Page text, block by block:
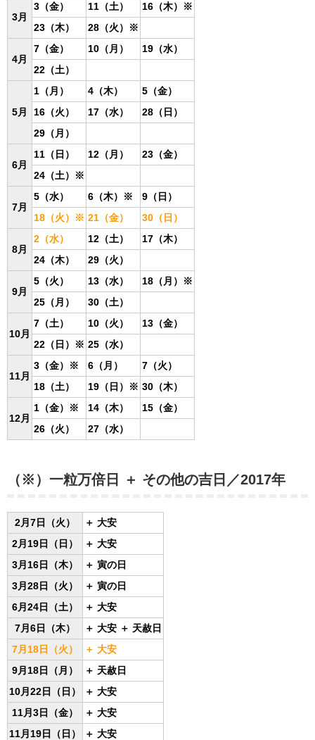
3月
3（金） 11（土）
16（木）※
23（木）
28（火）※
4月
7（金） 10（月）
19（水）
22（土）
5月
1（月） 4（木）
5（金）
16（火）
17（水）
28（日）
29（月）
6月
11（日） 12（月）
23（金）
24（土）
※
7月
5（水） 6（木）※
9（日）
18（火）※ 21（金） 30（日）
8月
2（水） 12（土）
17（木）
24（木）
29（火）
9月
5（火） 13（水） 18（月）
※
25（月）
30（土）
10月
7（土） 10（火）
13（金）
22（日）
※ 25（水）
11月
3（金） ※ 6（月）
7（火）
18（土）
19（日） ※ 30（木）
12月
1（金）※ 14（木）
15（金）
26（火）
27（水）
（※）一粒万倍日 ＋ その他の吉日／2017年
2月7日（火） ＋ 大安
2月19日（日）
＋ 大安
3月16日（木）
＋ 寅の日
3月28日（火）
＋ 寅の日
6月24日（土）
＋ 大安
7月6日（木）
＋ 大安 ＋ 天赦日
7月18日（火）
＋ 大安
9月18日（月）
＋ 天赦日
10月22日（日）
＋ 大安
11月3日（金）
＋ 大安
11月19日（日）
＋ 大安